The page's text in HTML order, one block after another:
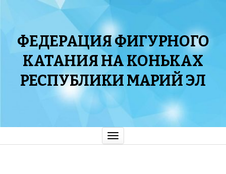
ФЕДЕРАЦИЯ ФИГУРНОГО
КАТАНИЯ НА КОНЬКАХ
РЕСПУБЛИКИ МАРИЙ ЭЛ
Показать/
Скрыть